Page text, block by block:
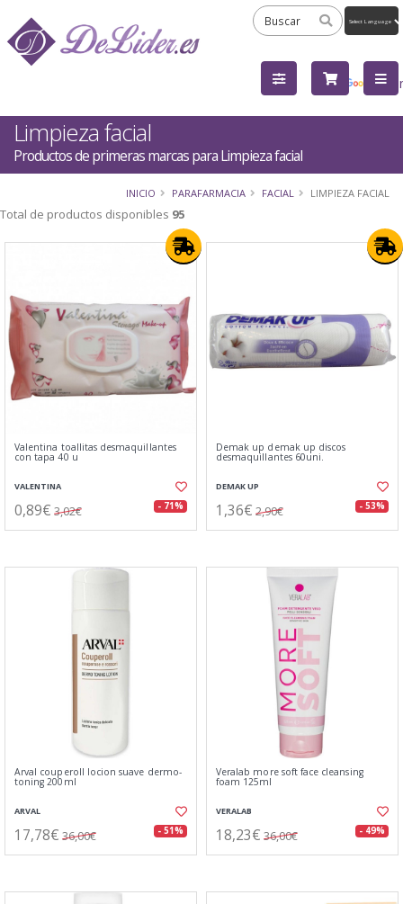
by
Limpieza facial
Productos de primeras marcas para Limpieza facial
INICIO PARAFARMACIA FACIAL LIMPIEZA FACIAL
Total de productos disponibles 95
Valentina toallitas desmaquillantes
con tapa 40 u
VALENTINA
0,89€ 3,02€ - 71%
Demak up demak up discos
desmaquillantes 60uni.
DEMAK UP
1,36€ 2,90€ - 53%
Arval couperoll locion suave dermo-
toning 200ml
ARVAL
17,78€ 36,00€ - 51%
Veralab more soft face cleansing
foam 125ml
VERALAB
18,23€ 36,00€ - 49%